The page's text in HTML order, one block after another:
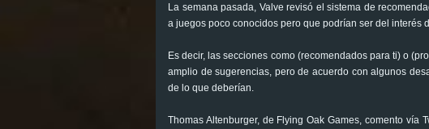
La semana pasada, Valve revisó el sistema de
a juegos poco conocidos pero que podrían ser del interés
Es decir, las secciones como (recomendados para ti) o
amplio de sugerencias, pero de acuerdo con algunos
de lo que deberían.
Thomas Altenburger, de Flying Oak Games, comento